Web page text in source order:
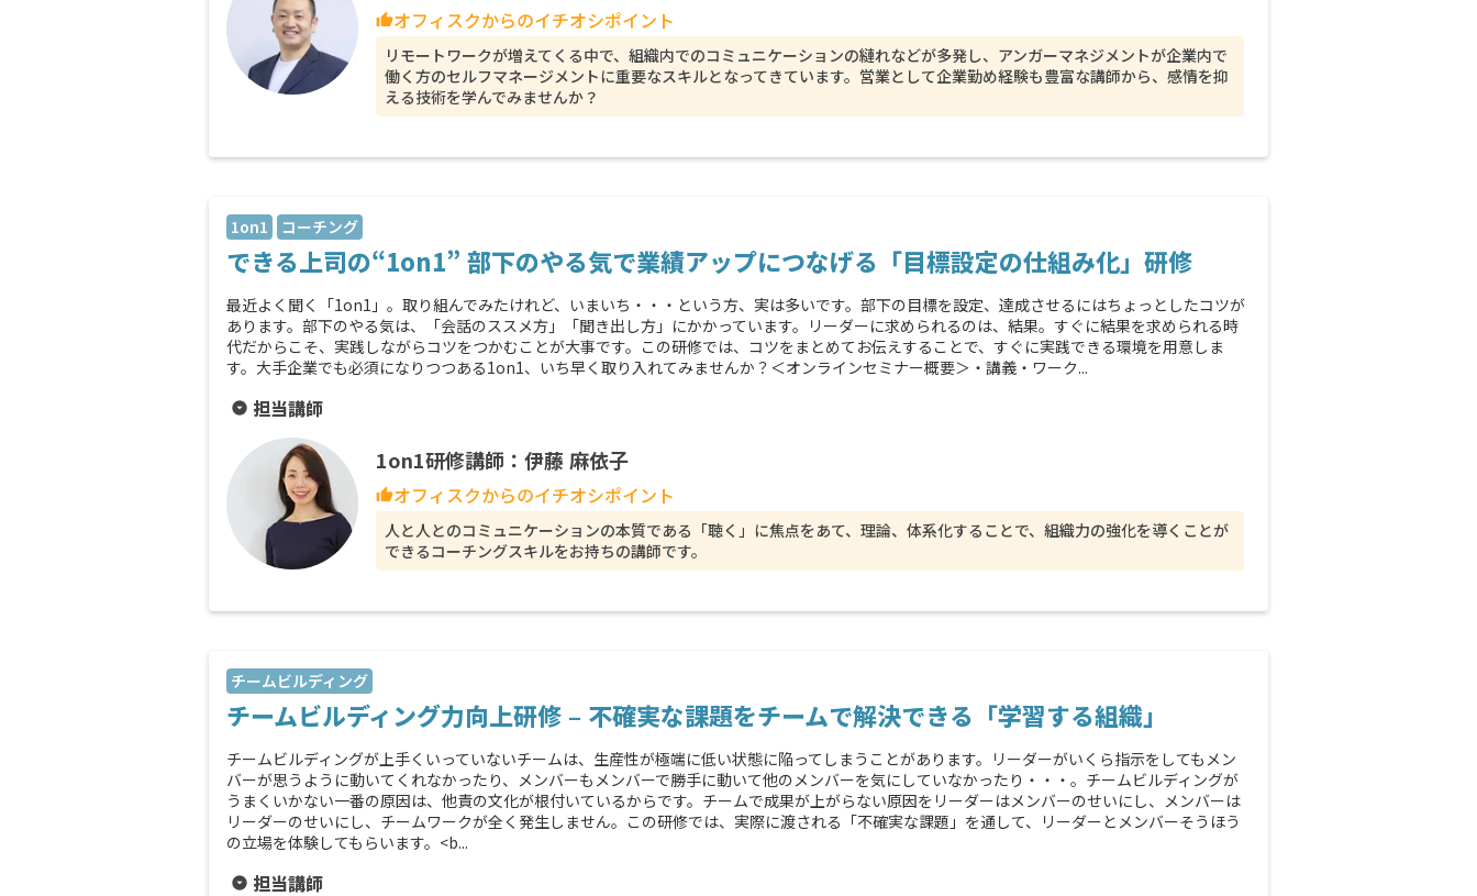
thumb_upオフィスクからのイチオシポイント
リモートワークが増えてくる中で、組織内でのコミュニケーションの縺れなどが多発し、アンガーマネジメントが企業内で
働く方のセルフマネージメントに重要なスキルとなってきています。営業として企業勤め経験も豊富な講師から、感情を抑
える技術を学んでみませんか？
1on1 コーチング
できる上司の“1on1” 部下のやる気で業績アップにつなげる「目標設定の仕組み化」研修
最近よく聞く「1on1」。取り組んでみたけれど、いまいち・・・という方、実は多いです。部下の目標を設定、達成させるにはちょっとしたコツが
あります。部下のやる気は、「会話のススメ方」「聞き出し方」にかかっています。リーダーに求められるのは、結果。すぐに結果を求められる時
代だからこそ、実践しながらコツをつかむことが大事です。この研修では、コツをまとめてお伝えすることで、すぐに実践できる環境を用意しま
す。大手企業でも必須になりつつある1on1、いち早く取り入れてみませんか？＜オンラインセミナー概要＞・講義・ワーク...
arrow_drop_down_circle 担当講師
1on1研修講師：伊藤 麻依子
thumb_upオフィスクからのイチオシポイント
人と人とのコミュニケーションの本質である「聴く」に焦点をあて、理論、体系化することで、組織力の強化を導くことが
できるコーチングスキルをお持ちの講師です。
チームビルディング
チームビルディング力向上研修 – 不確実な課題をチームで解決できる「学習する組織」
チームビルディングが上手くいっていないチームは、生産性が極端に低い状態に陥ってしまうことがあります。リーダーがいくら指示をしてもメン
バーが思うように動いてくれなかったり、メンバーもメンバーで勝手に動いて他のメンバーを気にしていなかったり・・・。チームビルディングが
うまくいかない一番の原因は、他責の文化が根付いているからです。チームで成果が上がらない原因をリーダーはメンバーのせいにし、メンバーは
リーダーのせいにし、チームワークが全く発生しません。この研修では、実際に渡される「不確実な課題」を通して、リーダーとメンバーそうほう
の立場を体験してもらいます。<b...
arrow_drop_down_circle 担当講師